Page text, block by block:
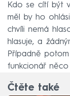
Kdo se cítí být
měl by ho
chvíli nemá
hlasuje, a
Případně
funkcionář něco
Čtěte také